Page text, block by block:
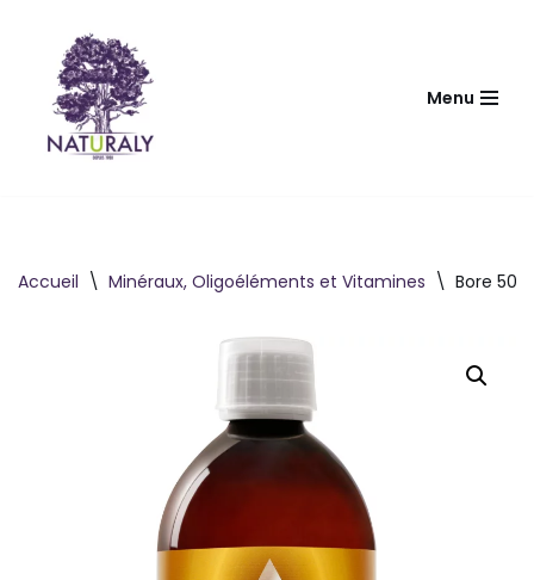
contenu
Menu
Accueil \ Minéraux, Oligoéléments et Vitamines \ Bore 500